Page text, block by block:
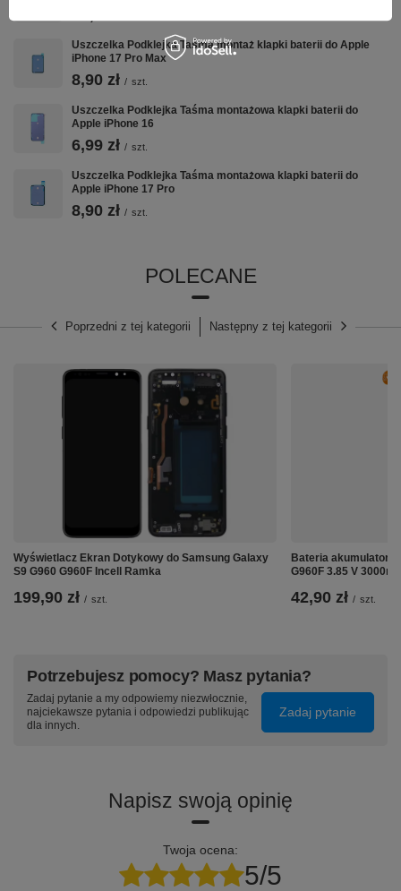
Pasuje do: iPhone XR
Inne nazwy:A1984
Pojemność:
3600mAh (pojemność oryginalnej
Uszczelka Podklejka Taśma montaż klapki baterii do Apple
iPhone 17 Pro Max
8,90 zł / szt.
Uszczelka Podklejka Taśma montażowa klapki baterii do
Apple iPhone 16
6,99 zł / szt.
Uszczelka Podklejka Taśma montażowa klapki baterii do
Apple iPhone 17 Pro
8,90 zł / szt.
POLECANE
Poprzedni z tej kategorii Następny z tej kategorii
Wyświetlacz Ekran Dotykowy do Samsung Galaxy
S9 G960 G960F Incell Ramka
199,90 zł / szt.
Bateria akumulator
G960F 3.85 V
42,90 zł / szt.
Potrzebujesz pomocy? Masz pytania?
Zadaj pytanie a my odpowiemy niezwłocznie,
najciekawsze pytania i odpowiedzi publikując
dla innych.
Zadaj pytanie
Napisz swoją opinię
Twoja ocena:
5/5